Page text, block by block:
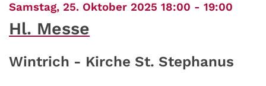
Samstag, 25. Oktober 2025 18:00 - 19:00
Hl. Messe
Wintrich - Kirche St. Stephanus